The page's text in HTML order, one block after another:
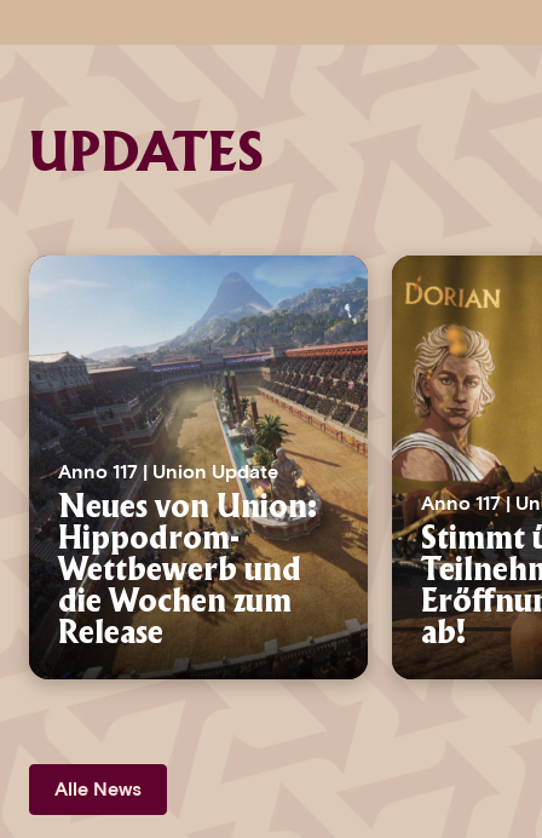
UPDATES
Anno 117 | Union Update
Neues von Union:
Hippodrom-
Wettbewerb und
die Wochen zum
Release
Anno 117 |
Stimmt
ab!
Alle News